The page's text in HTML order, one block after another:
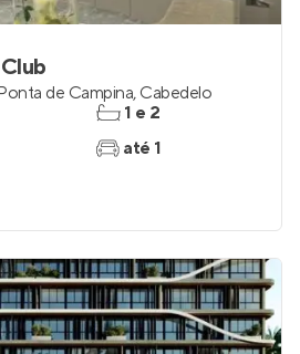
de Campina, Cabedelo
1 e 2
até 1